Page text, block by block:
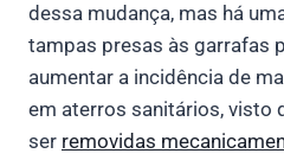
dessa mudança, mas há
tampas presas às garrafas
aumentar a incidência de
em aterros sanitários, visto
ser removidas